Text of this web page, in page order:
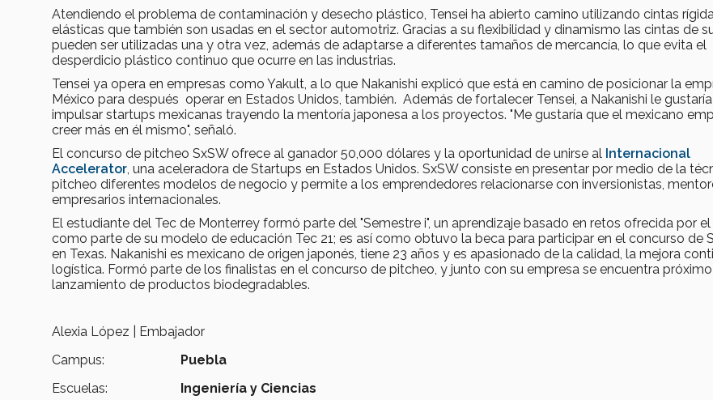
Atendiendo el problema de contaminación y desecho plástico, Tensei ha abierto camino utilizando cintas
elásticas que también son usadas en el sector automotriz. Gracias a su flexibilidad y dinamismo las cintas de
pueden ser utilizadas una y otra vez, además de adaptarse a diferentes tamaños de mercancía, lo que evita el
desperdicio plástico continuo que ocurre en las industrias.
Tensei ya opera en empresas como Yakult, a lo que Nakanishi explicó que está en camino de posicionar la
México para después operar en Estados Unidos, también. Además de fortalecer Tensei, a Nakanishi le gustaría
impulsar startups mexicanas trayendo la mentoría japonesa a los proyectos. "Me gustaría que el mexicano
creer más en él mismo", señaló.
El concurso de pitcheo SxSW ofrece al ganador 50,000 dólares y la oportunidad de unirse al Internacional
Accelerator, una aceleradora de Startups en Estados Unidos. SxSW consiste en presentar por medio de la
pitcheo diferentes modelos de negocio y permite a los emprendedores relacionarse con inversionistas,
empresarios internacionales.
El estudiante del Tec de Monterrey formó parte del "Semestre i", un aprendizaje basado en retos ofrecida por el
como parte de su modelo de educación Tec 21; es así como obtuvo la beca para participar en el concurso de
en Texas. Nakanishi es mexicano de origen japonés, tiene 23 años y es apasionado de la calidad, la mejora
logística. Formó parte de los finalistas en el concurso de pitcheo, y junto con su empresa se encuentra
lanzamiento de productos biodegradables.
Alexia López | Embajador
Campus:
Puebla
Escuelas:
Ingeniería y Ciencias